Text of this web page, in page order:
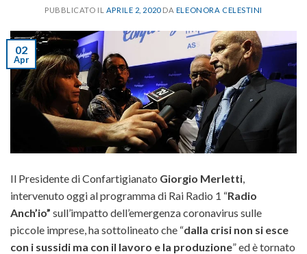
PUBBLICATO IL APRILE 2, 2020 DA ELEONORA CELESTINI
02
Apr
Il Presidente di Confartigianato Giorgio Merletti
intervenuto oggi al programma di Rai Radio 1 “Radio
Anch’io” sull’impatto dell’emergenza coronavirus sulle
piccole imprese, ha sottolineato che “dalla crisi non si esce
con i sussidi ma con il lavoro e la produzione” ed è tornato